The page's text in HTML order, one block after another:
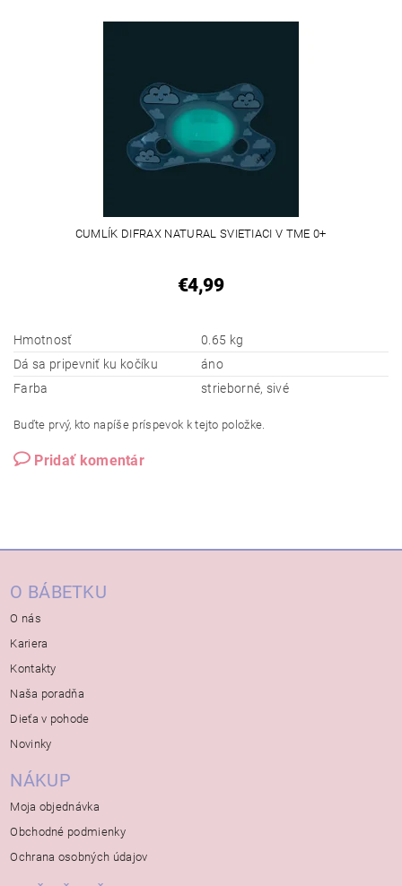
CUMLÍK DIFRAX NATURAL SVIETIACI V TME 0+
€4,99
Hmotnosť
0.65 kg
Dá sa pripevniť ku kočíku
áno
Farba
strieborné, sivé
Buďte prvý, kto napíše príspevok k tejto položke.
Pridať komentár
O BÁBETKU
O nás
Kariera
Kontakty
Naša poradňa
Dieťa v pohode
Novinky
NÁKUP
Moja objednávka
Obchodné podmienky
Ochrana osobných údajov